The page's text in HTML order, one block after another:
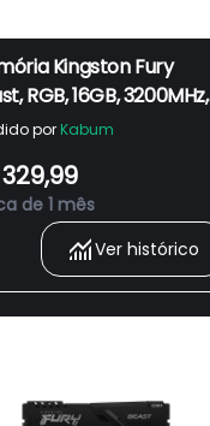
Kingston Fury
RGB, 16GB, 3200MHz,
CL16, Preto -
por Kabum
de 1 mês
Ver histórico